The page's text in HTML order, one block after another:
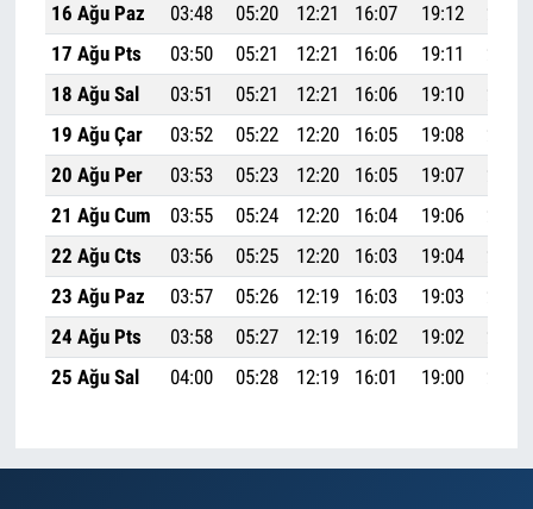
16 Ağu Paz
03:48 05:20 12:21 16:07 19:12
17 Ağu Pts
03:50 05:21 12:21 16:06 19:11
18 Ağu Sal
03:51 05:21 12:21 16:06 19:10
19 Ağu Çar
03:52 05:22 12:20 16:05 19:08
20 Ağu Per
03:53 05:23 12:20 16:05 19:07
21 Ağu Cum
03:55 05:24 12:20 16:04 19:06
22 Ağu Cts
03:56 05:25 12:20 16:03 19:04
23 Ağu Paz
03:57 05:26 12:19 16:03 19:03
24 Ağu Pts
03:58 05:27 12:19 16:02 19:02
25 Ağu Sal
04:00 05:28 12:19 16:01 19:00